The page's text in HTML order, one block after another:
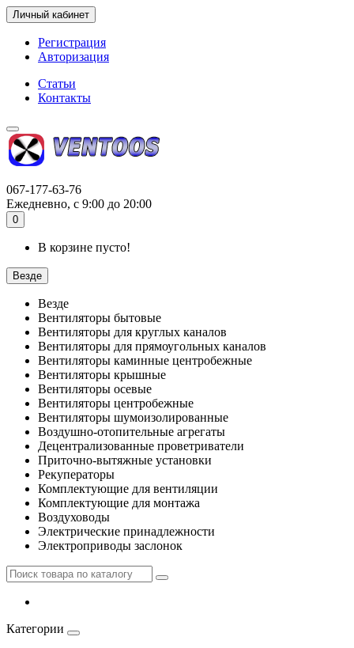
Личный кабинет
Регистрация
Авторизация
Статьи
Контакты
067-177-63-76
Ежедневно, с 9:00 до 20:00
0
В корзине пусто!
Везде
Везде
Вентиляторы бытовые
Вентиляторы для круглых каналов
Вентиляторы для прямоугольных каналов
Вентиляторы каминные центробежные
Вентиляторы крышные
Вентиляторы осевые
Вентиляторы центробежные
Вентиляторы шумоизолированные
Воздушно-отопительные агрегаты
Децентрализованные проветриватели
Приточно-вытяжные установки
Рекуператоры
Комплектующие для вентиляции
Комплектующие для монтажа
Воздуховоды
Электрические принадлежности
Электроприводы заслонок
Категории